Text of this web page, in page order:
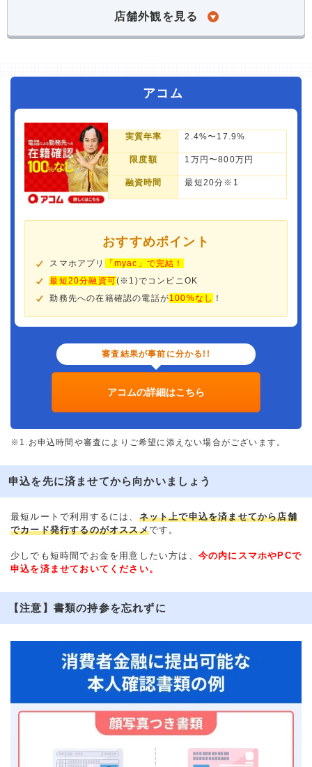
店舗外観を見る
アコム
実質年率 2.4%〜17.9%
限度額 1万円〜800万円
融資時間 最短20分※1
おすすめポイント
スマホアプリ
「myac」で完結！
最短20分融資可(※1)でコンビニOK
勤務先への在籍確認の電話が100%なし ！
審査結果が事前に分かる!!
アコムの詳細はこちら
※1.お申込時間や審査によりご希望に添えない場合がございます。
申込を先に済ませてから向かいましょう
最短ルートで利用するには、 ネット上で申込を済ませてから店舗
でカード発行するのがオススメです。
少しでも短時間でお金を用意したい方は、 今の内にスマホやPCで
申込を済ませておいてください。
【注意】書類の持参を忘れずに